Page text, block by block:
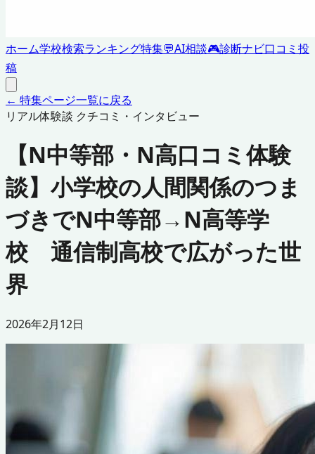
ホーム学校検索ランキング特集💬AI相談🎮診断ナビ口コミ投
稿
← 特集ページ一覧に戻る
リアル体験談 クチコミ・インタビュー
【N中等部・N高口コミ体験
談】小学校の人間関係のつま
づきでN中等部→N高等学
校 通信制高校で広がった世
界
2026年2月12日